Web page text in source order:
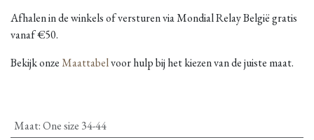
Afhalen in de winkels of versturen via Mondial Relay België gratis
vanaf €50.
Bekijk onzeMaattabelvoor hulp bij het kiezen van de juiste maat.
Maat:One size 34-44